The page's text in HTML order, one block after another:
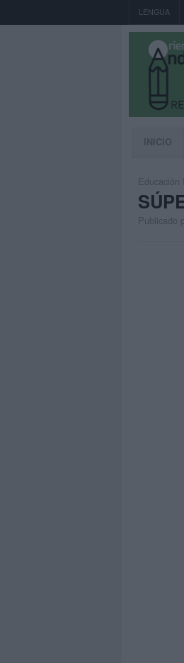
LENGUA
INICIO
Educación
Publicado